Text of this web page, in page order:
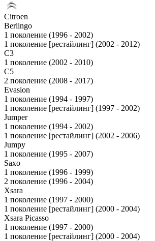
Citroen
Berlingo
1 поколение (1996 - 2002)
1 поколение [рестайлинг] (2002 - 2012)
C3
1 поколение (2002 - 2010)
C5
2 поколение (2008 - 2017)
Evasion
1 поколение (1994 - 1997)
1 поколение [рестайлинг] (1997 - 2002)
Jumper
1 поколение (1994 - 2002)
1 поколение [рестайлинг] (2002 - 2006)
Jumpy
1 поколение (1995 - 2007)
Saxo
1 поколение (1996 - 1999)
2 поколение (1996 - 2004)
Xsara
1 поколение (1997 - 2000)
1 поколение [рестайлинг] (2000 - 2004)
Xsara Picasso
1 поколение (1997 - 2000)
1 поколение [рестайлинг] (2000 - 2004)